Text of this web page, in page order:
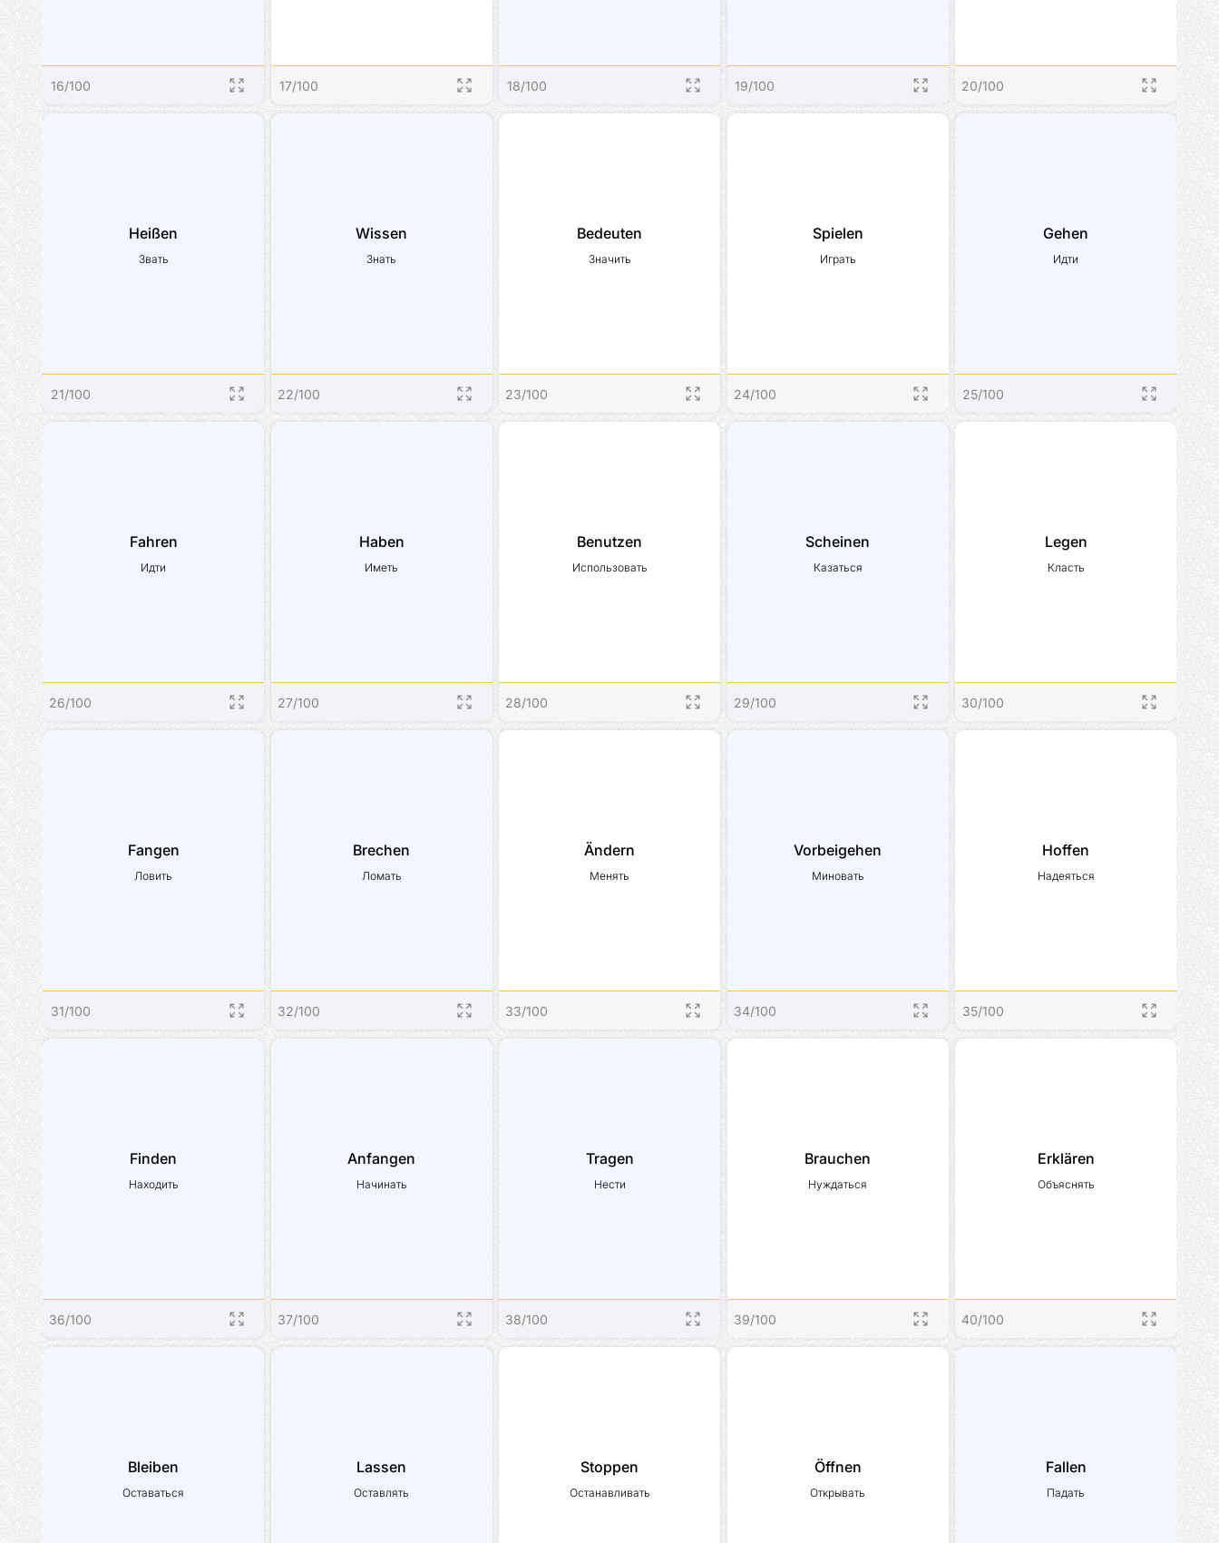
16/100 17/100 18/100 19/100 20/100
Heißen
Звать
21/100
Wissen
Знать
22/100
Bedeuten
Значить
23/100
Spielen
Играть
24/100
Gehen
Идти
25/100
Fahren
Идти
26/100
Haben
Иметь
27/100
Benutzen
Использовать
28/100
Scheinen
Казаться
29/100
Legen
Класть
30/100
Fangen
Ловить
31/100
Brechen
Ломать
32/100
Ändern
Менять
33/100
Vorbeigehen
Миновать
34/100
Hoffen
Надеяться
35/100
Finden
Находить
36/100
Anfangen
Начинать
37/100
Tragen
Нести
38/100
Brauchen
Нуждаться
39/100
Erklären
Объяснять
40/100
Bleiben
Оставаться
Lassen
Оставлять
Stoppen
Останавливать
Öffnen
Открывать
Fallen
Падать